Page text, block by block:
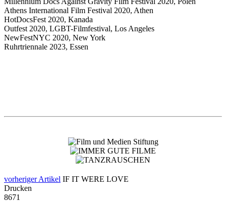
Athens International Film Festival 2020, Athen
HotDocsFest 2020, Kanada
Outfest 2020, LGBT-Filmfestival, Los Angeles
NewFestNYC 2020, New York
Ruhrtriennale 2023, Essen
vorheriger Artikel IF IT WERE LOVE
Drucken
8671